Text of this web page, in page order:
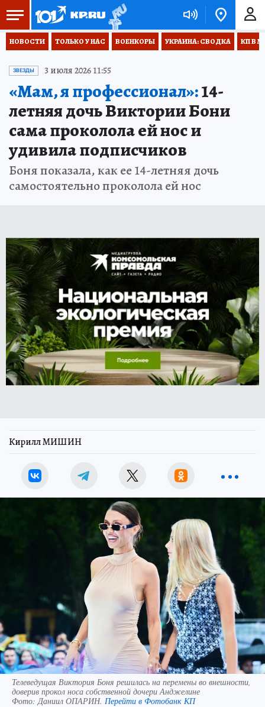
НОВОСТИ ТОЛЬКО У НАС ВОЕНКОРЫ УКРАИНА: СВОДКА КП В
ЗВЕЗДЫ 3 июля 2026 11:55
«Мам, я профессионал»:14-
летняя дочь Виктории Бони
сама проколола ей нос и
удивила подписчиков
Боня показала, как ее 14-летняя дочь
самостоятельно проколола ей нос
Кирилл МИШИН
Телеведущая Виктория Боня решилась на перемены во внешности,
доверив прокол носа собственной дочери Анджелине
Фото: Даниил ОПАРИН. Перейти в Фотобанк КП